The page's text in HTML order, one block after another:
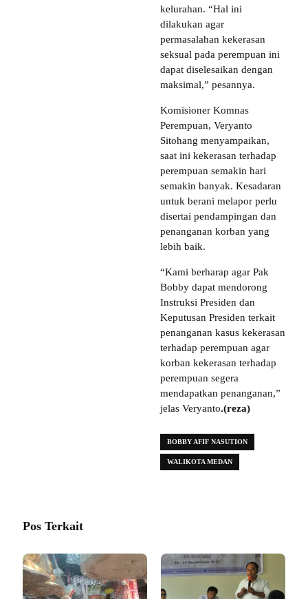
kelurahan. “Hal ini
dilakukan agar
permasalahan kekerasan
seksual pada perempuan ini
dapat diselesaikan dengan
maksimal,” pesannya.
Komisioner Komnas
Perempuan, Veryanto
Sitohang menyampaikan,
saat ini kekerasan terhadap
perempuan semakin hari
semakin banyak. Kesadaran
untuk berani melapor perlu
disertai pendampingan dan
penanganan korban yang
lebih baik.
“Kami berharap agar Pak
Bobby dapat mendorong
Instruksi Presiden dan
Keputusan Presiden terkait
penanganan kasus kekerasan
terhadap perempuan agar
korban kekerasan terhadap
perempuan segera
mendapatkan penanganan,”
jelas Veryanto.(reza)
BOBBY AFIF NASUTION
WALIKOTA MEDAN
Pos Terkait